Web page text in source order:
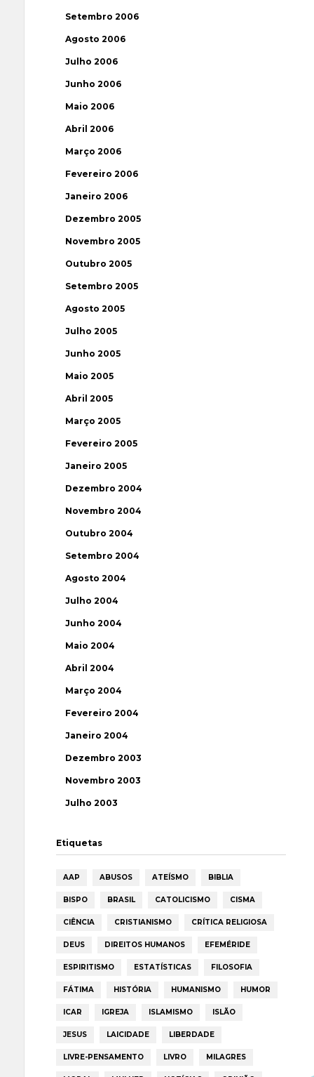
Setembro 2006
Agosto 2006
Julho 2006
Junho 2006
Maio 2006
Abril 2006
Março 2006
Fevereiro 2006
Janeiro 2006
Dezembro 2005
Novembro 2005
Outubro 2005
Setembro 2005
Agosto 2005
Julho 2005
Junho 2005
Maio 2005
Abril 2005
Março 2005
Fevereiro 2005
Janeiro 2005
Dezembro 2004
Novembro 2004
Outubro 2004
Setembro 2004
Agosto 2004
Julho 2004
Junho 2004
Maio 2004
Abril 2004
Março 2004
Fevereiro 2004
Janeiro 2004
Dezembro 2003
Novembro 2003
Julho 2003
Etiquetas
AAP ABUSOS ATEÍSMO BIBLIA
BISPO BRASIL CATOLICISMO CISMA
CIÊNCIA CRISTIANISMO CRÍTICA RELIGIOSA
DEUS DIREITOS HUMANOS EFEMÉRIDE
ESPIRITISMO ESTATÍSTICAS FILOSOFIA
FÁTIMA HISTÓRIA HUMANISMO HUMOR
ICAR IGREJA ISLAMISMO ISLÃO
JESUS LAICIDADE LIBERDADE
LIVRE-PENSAMENTO LIVRO MILAGRES